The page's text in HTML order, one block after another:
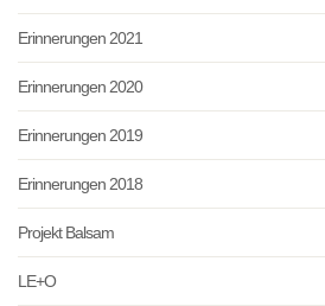
Erinnerungen 2021
Erinnerungen 2020
Erinnerungen 2019
Erinnerungen 2018
Projekt Balsam
LE+O